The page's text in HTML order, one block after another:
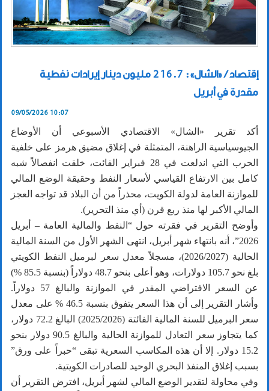
إقتصاد / «الشال»: 216.7 مليون دينار إيرادات نفطية
مقدرة في أبريل
09/05/2026 10:07
أكد تقرير «الشال» الاقتصادي الأسبوعي أن الأوضاع
الجيوسياسية الراهنة، المتمثلة في إغلاق مضيق هرمز على خلفية
الحرب التي اندلعت في 28 فبراير الفائت، خلقت انفصالاً شبه
كامل بين الارتفاع القياسي لأسعار النفط وحقيقة الوضع المالي
للموازنة العامة لدولة الكويت، محذراً من أن البلاد قد تواجه العجز
المالي الأكبر لها منذ ربع قرن (أي منذ التحرير).
وأوضح التقرير في فقرته حول “النفط والمالية العامة – أبريل
2026”، أنه بانتهاء شهر أبريل، انتهى الشهر الأول من السنة المالية
الحالية (2026/2027)، مسجلاً معدل سعر لبرميل النفط الكويتي
بلغ نحو 105.7 دولارات، وهو أعلى بنحو 48.7 دولاراً (بنسبة 85.5 %)
عن السعر الافتراضي المقدر في الموازنة والبالغ 57 دولاراً.
وأشار التقرير إلى أن هذا السعر يتفوق بنسبة 46.5 % على معدل
سعر البرميل للسنة المالية الفائتة (2025/2026) البالغ 72.2 دولار،
كما يتجاوز سعر التعادل للموازنة الحالية والبالغ 90.5 دولار بنحو
15.2 دولار. إلا أن هذه المكاسب السعرية تبقى “حبراً على ورق”
بسبب إغلاق المنفذ البحري الوحيد للصادرات الكويتية.
وفي محاولة لتقدير الوضع المالي لشهر أبريل، افترض التقرير أن